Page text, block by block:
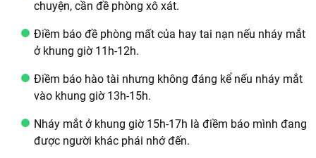
chuyện, cần đề phòng xô xát.
Điềm báo đề phòng mất của hay tai nạn nếu nháy mắt
ở khung giờ 11h-12h.
Điềm báo hào tài nhưng không đáng kể nếu nháy mắt
vào khung giờ 13h-15h.
Nháy mắt ở khung giờ 15h-17h là điềm báo mình đang
được người khác phái nhớ đến.